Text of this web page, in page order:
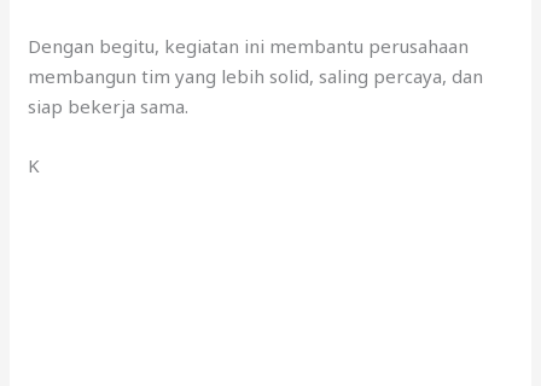
Dengan begitu, kegiatan ini membantu perusahaan
membangun tim yang lebih solid, saling percaya, dan
siap bekerja sama.
K